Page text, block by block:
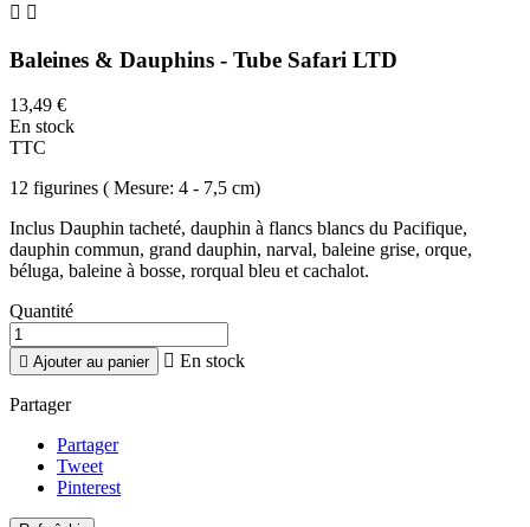
 
Baleines & Dauphins - Tube Safari LTD
13,49 €
En stock
TTC
12 figurines ( Mesure: 4 - 7,5 cm)
Inclus Dauphin tacheté, dauphin à flancs blancs du Pacifique,
dauphin commun, grand dauphin, narval, baleine grise, orque,
béluga, baleine à bosse, rorqual bleu et cachalot.
Quantité
 Ajouter au panier  En stock
Partager
Partager
Tweet
Pinterest